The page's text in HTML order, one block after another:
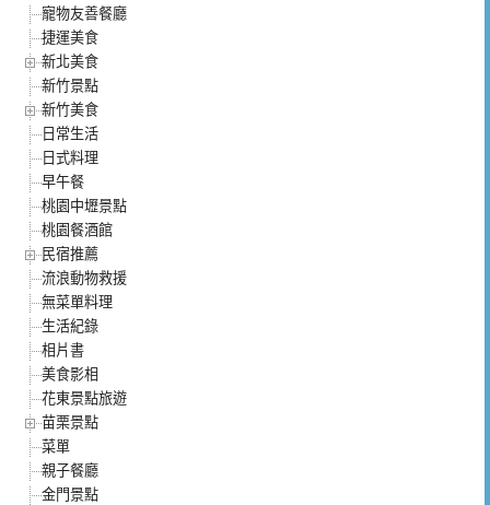
寵物友善餐廳
捷運美食
新北美食
新竹景點
新竹美食
日常生活
日式料理
早午餐
桃園中壢景點
桃園餐酒館
民宿推薦
流浪動物救援
無菜單料理
生活紀錄
相片書
美食影相
花東景點旅遊
苗栗景點
菜單
親子餐廳
金門景點